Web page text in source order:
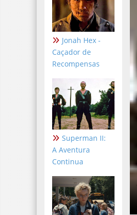
Jonah Hex -
Caçador de
Recompensas
Superman II:
A Aventura
Continua